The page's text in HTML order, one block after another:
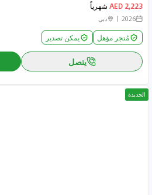
2,223 AED شهرياً
2026 دبي
مُتجر مؤهل يمكن تصدير
يتصل
الجديدة